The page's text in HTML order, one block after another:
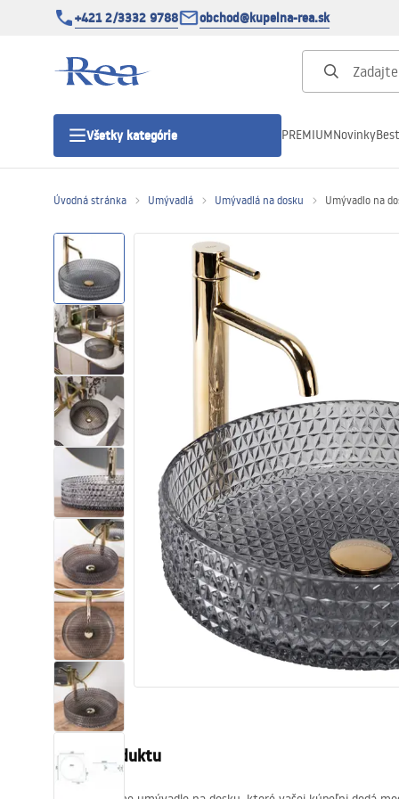
+421 2/3332 9788 obchod@kupelna-rea.sk
Všetky kategórie
Sprchové dvere
Sprchové vaničky
Sprchové žľaby
Sanitárna keramika
Umývadlá
Vaňa so zástenou
Batérie
Sprchy
Kúpeľňové doplnky a nábytok
PREMIUMNovinky
Úvodná stránka Umývadlá Umývadlá na dosku Umývadlo na
Popis produktu